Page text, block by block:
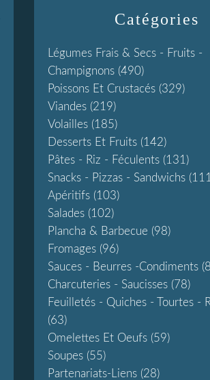
Catégories
Légumes Frais & Secs - Fruits -
Champignons (490)
Poissons Et Crustacés (329)
Viandes (219)
Volailles (185)
Desserts Et Fruits (142)
Pâtes - Riz - Féculents (131)
Snacks - Pizzas - Sandwichs
Apéritifs (103)
Salades (102)
Plancha & Barbecue (98)
Fromages (96)
Sauces - Beurres -condiments
Charcuteries - Saucisses (78)
Feuilletés - Quiches - Tourtes -
(63)
Omelettes Et Oeufs (59)
Soupes (55)
Partenariats-Liens (28)